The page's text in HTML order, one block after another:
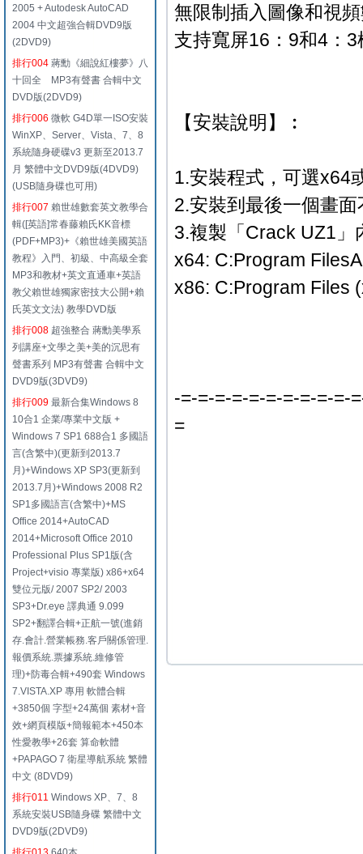
2005 + Autodesk AutoCAD
2004 中文超強合輯DVD9版
(2DVD9)
排行004 蔣勳《細說紅樓夢》八
十回全 MP3有聲書 合輯中文
DVD版(2DVD9)
排行006 微軟 G4D單一ISO安裝
WinXP、Server、Vista、7、8
系統隨身硬碟v3 更新至2013.7
月 繁體中文DVD9版(4DVD9)
(USB隨身碟也可用)
排行007 賴世雄數套英文教學合
輯([英語]常春藤賴氏KK音標
(PDF+MP3)+《賴世雄美國英語
教程》入門、初級、中高級全套
MP3和教材+英文直通車+英語
教父賴世雄獨家密技大公開+賴
氏英文文法) 教學DVD版
排行008 超強整合 蔣勳美學系
列講座+文學之美+美的沉思有
聲書系列 MP3有聲書 合輯中文
DVD9版(3DVD9)
排行009 最新合集Windows 8
10合1 企業/專業中文版 +
Windows 7 SP1 688合1 多國語
言(含繁中)(更新到2013.7
月)+Windows XP SP3(更新到
2013.7月)+Windows 2008 R2
SP1多國語言(含繁中)+MS
Office 2014+AutoCAD
2014+Microsoft Office 2010
Professional Plus SP1版(含
Project+visio 專業版) x86+x64
雙位元版/ 2007 SP2/ 2003
SP3+Dr.eye 譯典通 9.099
SP2+翻譯合輯+正航一號(進銷
存.會計.營業帳務.客戶關係管理.
報價系統.票據系統.維修管
理)+防毒合輯+490套 Windows
7.VISTA.XP 專用 軟體合輯
+3850個 字型+24萬個 素材+音
效+網頁模版+簡報範本+450本
性愛教學+26套 算命軟體
+PAPAGO 7 衛星導航系統 繁體
中文 (8DVD9)
排行011 Windows XP、7、8
系統安裝USB隨身碟 繁體中文
DVD9版(2DVD9)
無限制插入圖像和視
支持寬屏16：9和4：3
【安裝說明】︰
1.安裝程式，可選x64
2.安裝到最後一個畫
3.複製「Crack UZ1」
x64: C:Program
x86: C:Program Files
-=-=-=-=-=-=-=-=-=-=-
=